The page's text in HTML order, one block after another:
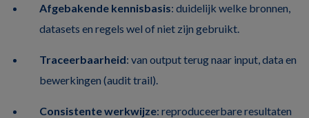
Afgebakende kennisbasis: duidelijk welke bronnen,
datasets en regels wel of niet zijn gebruikt.
Traceerbaarheid: van output terug naar input, data en
bewerkingen (audit trail).
Consistente werkwijze: reproduceerbare resultaten